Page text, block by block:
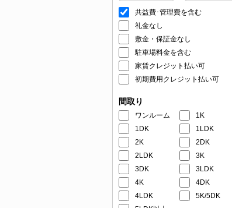
共益費･管理費を含む
礼金なし
敷金・保証金なし
駐車場料金を含む
家賃クレジット払い可
初期費用クレジット払い可
間取り
ワンルーム
1K
1DK
1LDK
2K
2DK
2LDK
3K
3DK
3LDK
4K
4DK
4LDK
5K/5DK